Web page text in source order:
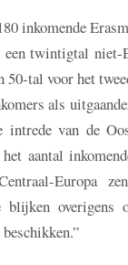
inkomende
een twintigtal niet-
50-tal voor het
als
intrede van de
aantal
Europa
overigens